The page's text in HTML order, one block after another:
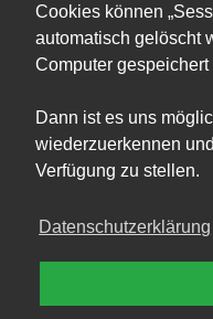
Cookies können
automatisch gelöscht
Computer
Dann ist es uns
wiederzuerkennen
Verfügung zu stellen.
Datenschutzerklärung